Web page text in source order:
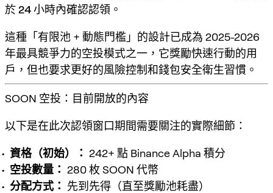
於 24 小時內確認認領 。
這種「有限池 + 動態門檻」的設計已成為 2025-2026
年最具競爭力的空投模式之一，它獎勵快速行動的用
戶，但也要求更好的風險控制和錢包安全衛生習慣。
SOON 空投：目前開放的內容
以下是在此次認領窗口期間需要關注的實際細節：
資格（初始）： 242+ 點 Binance Alpha 積分
空投數量： 280 枚 SOON 代幣
分配方式： 先到先得（直至獎勵池耗盡）